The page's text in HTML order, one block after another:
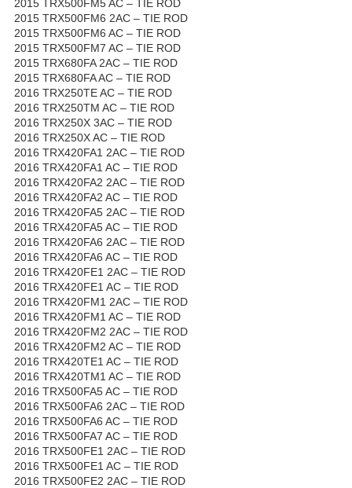
2015 TRX500FM5 AC – TIE ROD
2015 TRX500FM6 2AC – TIE ROD
2015 TRX500FM6 AC – TIE ROD
2015 TRX500FM7 AC – TIE ROD
2015 TRX680FA 2AC – TIE ROD
2015 TRX680FA AC – TIE ROD
2016 TRX250TE AC – TIE ROD
2016 TRX250TM AC – TIE ROD
2016 TRX250X 3AC – TIE ROD
2016 TRX250X AC – TIE ROD
2016 TRX420FA1 2AC – TIE ROD
2016 TRX420FA1 AC – TIE ROD
2016 TRX420FA2 2AC – TIE ROD
2016 TRX420FA2 AC – TIE ROD
2016 TRX420FA5 2AC – TIE ROD
2016 TRX420FA5 AC – TIE ROD
2016 TRX420FA6 2AC – TIE ROD
2016 TRX420FA6 AC – TIE ROD
2016 TRX420FE1 2AC – TIE ROD
2016 TRX420FE1 AC – TIE ROD
2016 TRX420FM1 2AC – TIE ROD
2016 TRX420FM1 AC – TIE ROD
2016 TRX420FM2 2AC – TIE ROD
2016 TRX420FM2 AC – TIE ROD
2016 TRX420TE1 AC – TIE ROD
2016 TRX420TM1 AC – TIE ROD
2016 TRX500FA5 AC – TIE ROD
2016 TRX500FA6 2AC – TIE ROD
2016 TRX500FA6 AC – TIE ROD
2016 TRX500FA7 AC – TIE ROD
2016 TRX500FE1 2AC – TIE ROD
2016 TRX500FE1 AC – TIE ROD
2016 TRX500FE2 2AC – TIE ROD